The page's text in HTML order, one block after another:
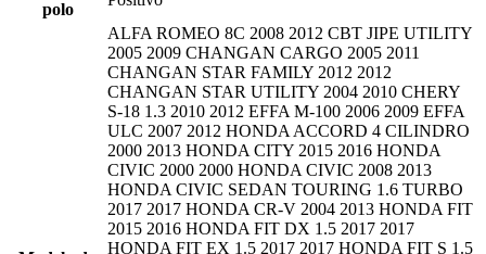
polo
ALFA ROMEO 8C 2008 2012 CBT JIPE UTILITY
2005 2009 CHANGAN CARGO 2005 2011
CHANGAN STAR FAMILY 2012 2012
CHANGAN STAR UTILITY 2004 2010 CHERY
S-18 1.3 2010 2012 EFFA M-100 2006 2009 EFFA
ULC 2007 2012 HONDA ACCORD 4 CILINDRO
2000 2013 HONDA CITY 2015 2016 HONDA
CIVIC 2000 2000 HONDA CIVIC 2008 2013
HONDA CIVIC SEDAN TOURING 1.6 TURBO
2017 2017 HONDA CR-V 2004 2013 HONDA FIT
2015 2016 HONDA FIT DX 1.5 2017 2017
HONDA FIT EX 1.5 2017 2017 HONDA FIT S 1.5